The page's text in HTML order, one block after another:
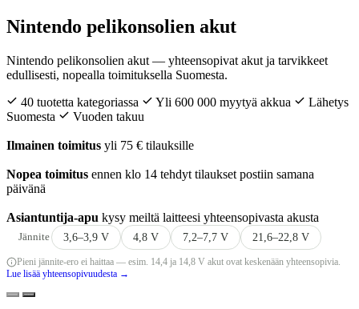
Nintendo pelikonsolien akut
Nintendo pelikonsolien akut — yhteensopivat akut ja tarvikkeet
edullisesti, nopealla toimituksella Suomesta.
40 tuotetta kategoriassa
Yli 600 000 myytyä akkua
Lähetys
Suomesta
Vuoden takuu
Ilmainen toimitus yli 75 € tilauksille
Nopea toimitus ennen klo 14 tehdyt tilaukset postiin samana
päivänä
Asiantuntija-apu kysy meiltä laitteesi yhteensopivasta akusta
Jännite 3,6–3,9 V 4,8 V 7,2–7,7 V 21,6–22,8 V
Pieni jännite-ero ei haittaa — esim. 14,4 ja 14,8 V akut ovat keskenään yhteensopivia.
Lue lisää yhteensopivuudesta →